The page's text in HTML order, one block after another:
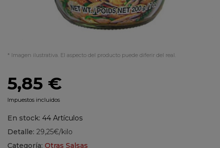
* Imagen ilustrativa. El aspecto del producto puede diferir del real.
5,85 €
Impuestos incluidos
En stock: 44 Artículos
Detalle: 29,25€/kilo
Categoría: Otras Salsas